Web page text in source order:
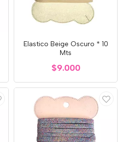
Elastico Beige Oscuro * 10
Mts
$9.000